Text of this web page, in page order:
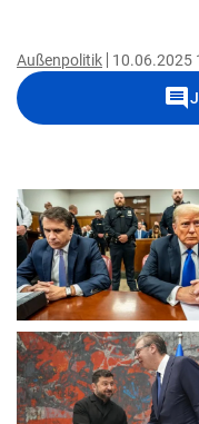
Außenpolitik 10.06.2025
comment